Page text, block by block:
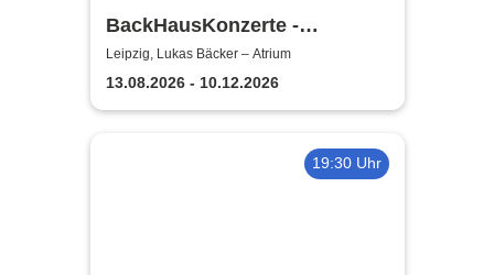
BackHausKonzerte -
Kammermusik mit der
Sinfonia Leipzig
Leipzig, Lukas Bäcker – Atrium
13.08.2026 - 10.12.2026
19:30 Uhr